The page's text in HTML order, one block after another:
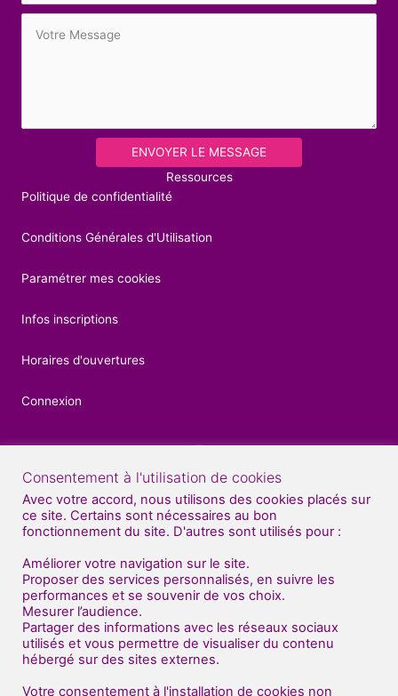
ENVOYER LE MESSAGE
Ressources
Politique de confidentialité
Conditions Générales d'Utilisation
Paramétrer mes cookies
Infos inscriptions
Horaires d'ouvertures
Connexion
Contacts
04 92 52 27 56
07 81 70 70 71
Nous venons de déménager au sud de Gap
(en face de BUT : bâtiment "Dart Plast" )
Centre Artistique Impulse
Entrée gauche - 1er étage
2 route de Patac
Consentement à l'utilisation de cookies
Avec votre accord, nous utilisons des cookies placés sur
ce site. Certains sont nécessaires au bon
fonctionnement du site. D'autres sont utilisés pour :
Améliorer votre navigation sur le site.
Proposer des services personnalisés, en suivre les
performances et se souvenir de vos choix.
Mesurer l’audience.
Partager des informations avec les réseaux sociaux
utilisés et vous permettre de visualiser du contenu
hébergé sur des sites externes.
Votre consentement à l'installation de cookies non